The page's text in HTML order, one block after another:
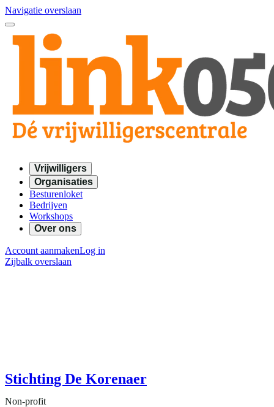
Navigatie overslaan
Vrijwilligers
Organisaties
Besturenloket
Bedrijven
Workshops
Over ons
Account aanmakenLog in
Zijbalk overslaan
Stichting De Korenaer
Non-profit